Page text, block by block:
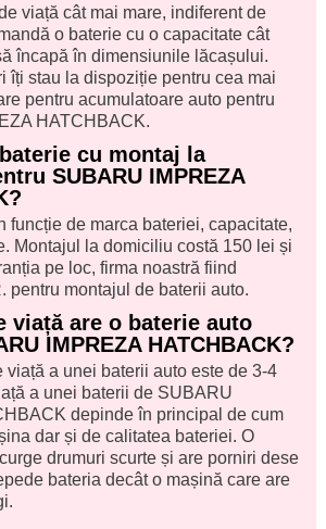
viață cât mai mare, indiferent de
o baterie cu o capacitate cât
încapă în dimensiunile lăcașului.
îți stau la dispoziție pentru cea mai
pentru acumulatoare auto pentru
HATCHBACK.
cu montaj la
SUBARU IMPREZA
funcție de marca bateriei, capacitate,
Montajul la domiciliu costă 150 lei și
pe loc, firma noastră fiind
pentru montajul de baterii auto.
viață are o baterie auto
IMPREZA HATCHBACK?
viață a unei baterii auto este de 3-4
a unei baterii de SUBARU
depinde în principal de cum
dar și de calitatea bateriei. O
drumuri scurte și are porniri dese
bateria decât o mașină care are